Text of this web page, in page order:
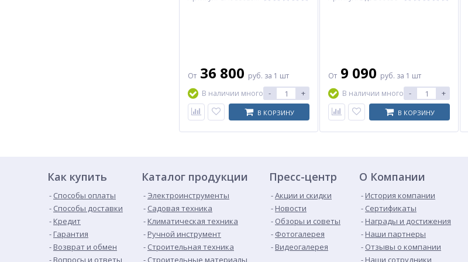
Ширина, мм
От 36 800 руб. за 1 шт
В наличии много - +
В КОРЗИНУ
От 9 090 руб. за 1 шт
В наличии много - +
В КОРЗИНУ
Как купить
Способы оплаты
Способы доставки
Кредит
Гарантия
Возврат и обмен
Вопросы и ответы
Каталог продукции
Электроинструменты
Садовая техника
Климатическая техника
Ручной инструмент
Строительная техника
Строительные материалы
Пресс-центр
Акции и скидки
Новости
Обзоры и советы
Фотогалерея
Видеогалерея
О Компании
История компании
Сертификаты
Награды и достижения
Наши партнеры
Отзывы о компании
Наши сотрудники